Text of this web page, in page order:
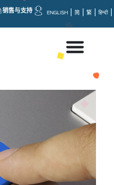
销售与支持 ENGLISH 简 繁 हिन्दी